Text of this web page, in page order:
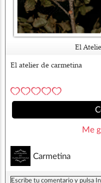
El
El atelier de carmetina
Me
Carmetina